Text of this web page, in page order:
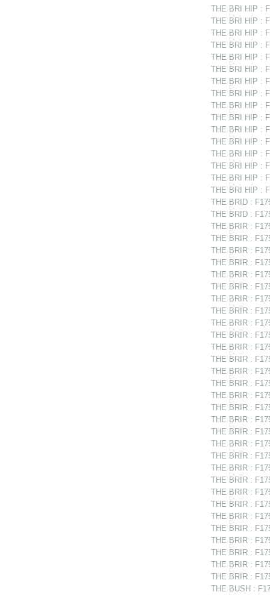
THE BRI HIP :
THE BRI HIP :
THE BRI HIP :
THE BRI HIP :
THE BRI HIP :
THE BRI HIP :
THE BRI HIP :
THE BRI HIP :
THE BRI HIP :
THE BRI HIP :
THE BRI HIP :
THE BRI HIP :
THE BRI HIP :
THE BRI HIP :
THE BRI HIP :
THE BRI HIP :
THE BRID :
THE BRID :
THE BRIR :
THE BRIR :
THE BRIR :
THE BRIR :
THE BRIR :
THE BRIR :
THE BRIR :
THE BRIR :
THE BRIR :
THE BRIR :
THE BRIR :
THE BRIR :
THE BRIR :
THE BRIR :
THE BRIR :
THE BRIR :
THE BRIR :
THE BRIR :
THE BRIR :
THE BRIR :
THE BRIR :
THE BRIR :
THE BRIR :
THE BRIR :
THE BRIR :
THE BRIR :
THE BRIR :
THE BRIR :
THE BRIR :
THE BRIR :
THE BUSH :